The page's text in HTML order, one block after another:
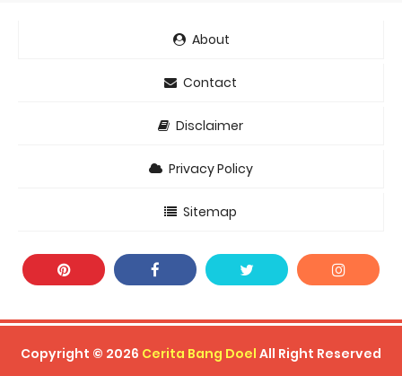
About
Contact
Disclaimer
Privacy Policy
Sitemap
Copyright © 2026 Cerita Bang Doel All Right Reserved